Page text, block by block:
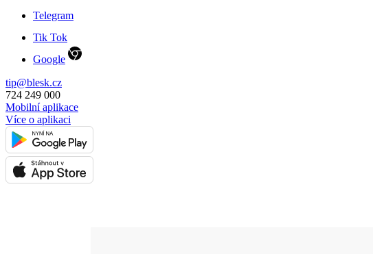
Telegram
Tik Tok
Google
tip@blesk.cz
724 249 000
Mobilní aplikace
Více o aplikaci